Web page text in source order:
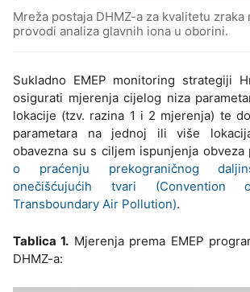
Mreža postaja DHMZ-a za kvalitetu zraka
provodi analiza glavnih iona u oborini.
Sukladno EMEP monitoring strategiji
osigurati mjerenja cijelog niza
lokacije (tzv. razina 1 i 2 mjerenja) te
parametara na jednoj ili više
obavezna su s ciljem ispunjenja obveza
o praćenju prekograničnog
onečišćujućih tvari (Convention
Transboundary Air Pollution).
Tablica 1. Mjerenja prema EMEP
DHMZ-a: